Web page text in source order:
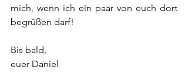
mich, wenn ich ein paar von euch dort
begrüßen darf!
Bis bald,
euer Daniel